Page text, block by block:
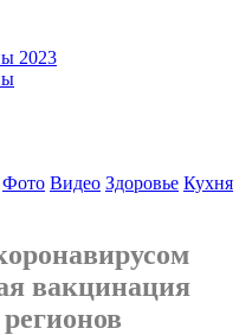
2023
Фото Видео Здоровье Кухня
вакцинация